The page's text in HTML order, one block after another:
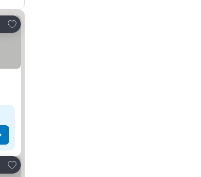
Ajouter à mes favoris
Ajouter à mes favoris